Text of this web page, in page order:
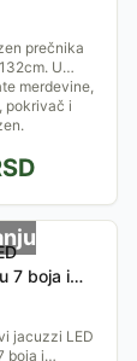
prečnika
U
merdevine,
pokrivač i
7 boja i
Lay-
jacuzzi LED
boja i